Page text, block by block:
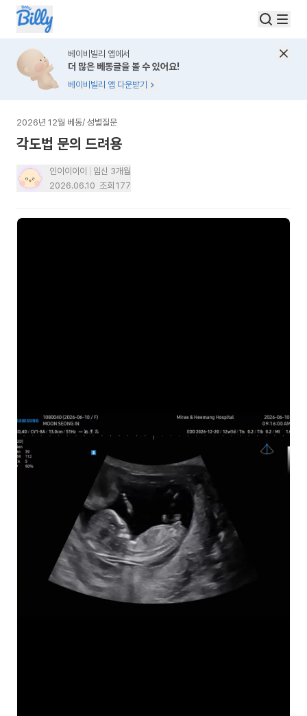
베이비빌리 앱에서
더 많은 베동글을 볼 수 있어요!
베이비빌리 앱 다운받기
2026년 12월 베동/ 성별질문
각도법 문의 드려용
인이이이이
임신 3개월
2026.06.10 조회 177